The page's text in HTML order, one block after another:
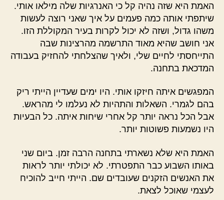
האמת היא שזה נהיה קל כי האנרגיות שלה מילאו אותי.
שיתפתי אותה כמה פעמים על איך שאני רוצה לעשות
משהו גדול, ושזה לא יכול לקרות בעיר המקוללת הזו.
אני חושב שהיא מאוד התרשמה מהרצינות שבה
התייחסתי לחיים שלי, ולאיך שהצלחתי להחזיק בעבודה
המדכאת בתחנה.
המפגשים איתה חיזקו אותי. היו ימים שעדיין הייתי ריק
בהם לגמרי. השאלות והתהיות לא נעלמו לי מהראש.
אבל הכל נראה יותר קל אחרי שיחות איתה. כל הבעיות
היו נשמעות פשוטות יותר.
האמת היא שלא נשארתי בתחנה הרבה זמן. ביום שני
באותו השבוע כבר התפטרתי. לא יכולתי יותר לראות
את האנשים הזקנים שעובדים שם. הייתי חייב להוכיח
לעצמי שאוכל לצאת.